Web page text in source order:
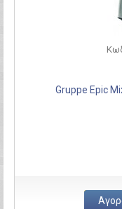
Gruppe Epic